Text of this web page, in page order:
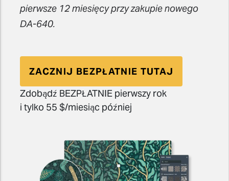
pierwsze 12 miesięcy przy zakupie nowego
DA-640.
ZACZNIJ BEZPŁATNIE TUTAJ
Zdobądź BEZPŁATNIE pierwszy rok
i tylko 55 $/miesiąc później